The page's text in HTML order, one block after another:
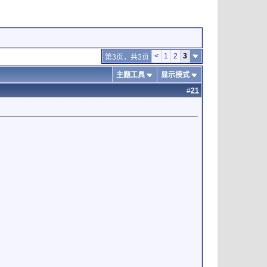
第3页，共3页 < 1 2 3
主题工具
显示模式
#21